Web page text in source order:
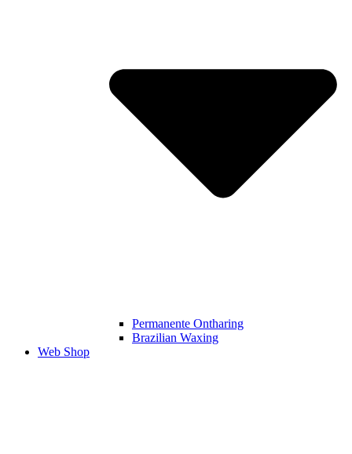
Permanente Ontharing​
Brazilian Waxing
Web Shop